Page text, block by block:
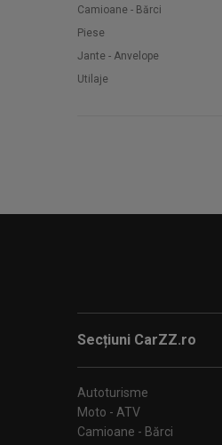
Camioane - Bărci
Piese
Jante - Anvelope
Utilaje
Secțiuni CarZZ.ro
Autoturisme
Moto - ATV
Camioane - Bărci